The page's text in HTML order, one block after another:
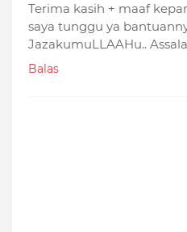
Terima kasih + maaf
saya tunggu ya
JazakumuLLAAHu..
Balas